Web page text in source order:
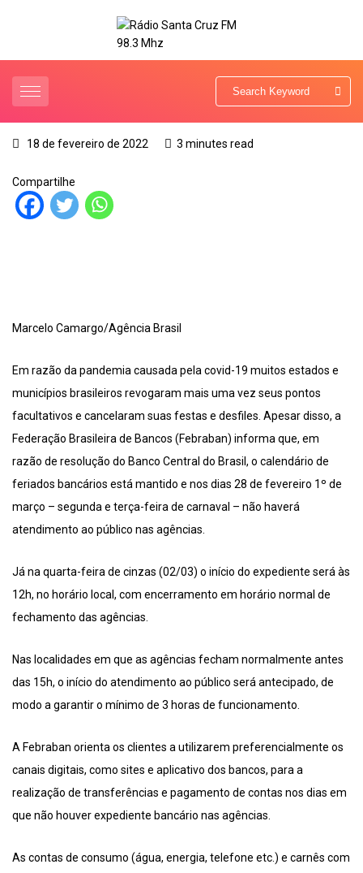
18 de fevereiro de 2022 3 minutes read
Compartilhe
Marcelo Camargo/Agência Brasil
Em razão da pandemia causada pela covid-19 muitos estados e
municípios brasileiros revogaram mais uma vez seus pontos
facultativos e cancelaram suas festas e desfiles. Apesar disso, a
Federação Brasileira de Bancos (Febraban) informa que, em
razão de resolução do Banco Central do Brasil, o calendário de
feriados bancários está mantido e nos dias 28 de fevereiro 1º de
março – segunda e terça-feira de carnaval – não haverá
atendimento ao público nas agências.
Já na quarta-feira de cinzas (02/03) o início do expediente será às
12h, no horário local, com encerramento em horário normal de
fechamento das agências.
Nas localidades em que as agências fecham normalmente antes
das 15h, o início do atendimento ao público será antecipado, de
modo a garantir o mínimo de 3 horas de funcionamento.
A Febraban orienta os clientes a utilizarem preferencialmente os
canais digitais, como sites e aplicativo dos bancos, para a
realização de transferências e pagamento de contas nos dias em
que não houver expediente bancário nas agências.
As contas de consumo (água, energia, telefone etc.) e carnês com